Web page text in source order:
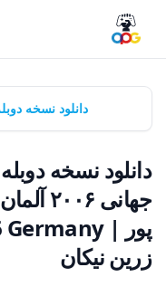
بازی‌ها
دانلود نسخه
جهانی
زرین نیکان